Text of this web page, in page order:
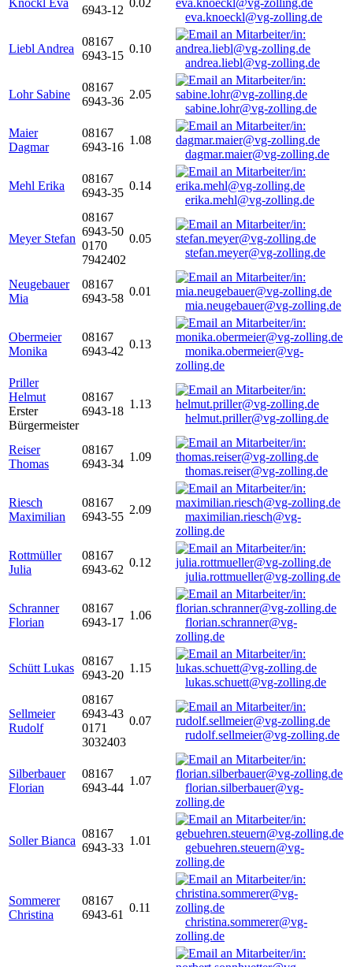
Knöckl Eva
6943-12
0.02
eva.knoeckl@vg-zolling.de
Liebl Andrea
08167
6943-15
0.10
andrea.liebl@vg-zolling.de
Lohr Sabine
08167
6943-36
2.05
sabine.lohr@vg-zolling.de
Maier
Dagmar
08167
6943-16
1.08
dagmar.maier@vg-zolling.de
Mehl Erika
08167
6943-35
0.14
erika.mehl@vg-zolling.de
Meyer Stefan
08167
6943-50
0170
7942402
0.05
stefan.meyer@vg-zolling.de
Neugebauer
Mia
08167
6943-58
0.01
mia.neugebauer@vg-zolling.de
Obermeier
Monika
08167
6943-42
0.13
monika.obermeier@vg-
zolling.de
Priller
Helmut
Erster
Bürgermeister
08167
6943-18
1.13
helmut.priller@vg-zolling.de
Reiser
Thomas
08167
6943-34
1.09
thomas.reiser@vg-zolling.de
Riesch
Maximilian
08167
6943-55
2.09
maximilian.riesch@vg-
zolling.de
Rottmüller
Julia
08167
6943-62
0.12
julia.rottmueller@vg-zolling.de
Schranner
Florian
08167
6943-17
1.06
florian.schranner@vg-
zolling.de
Schütt Lukas
08167
6943-20
1.15
lukas.schuett@vg-zolling.de
Sellmeier
Rudolf
08167
6943-43
0171
3032403
0.07
rudolf.sellmeier@vg-zolling.de
Silberbauer
Florian
08167
6943-44
1.07
florian.silberbauer@vg-
zolling.de
Soller Bianca
08167
6943-33
1.01
gebuehren.steuern@vg-
zolling.de
Sommerer
Christina
08167
6943-61
0.11
christina.sommerer@vg-
zolling.de